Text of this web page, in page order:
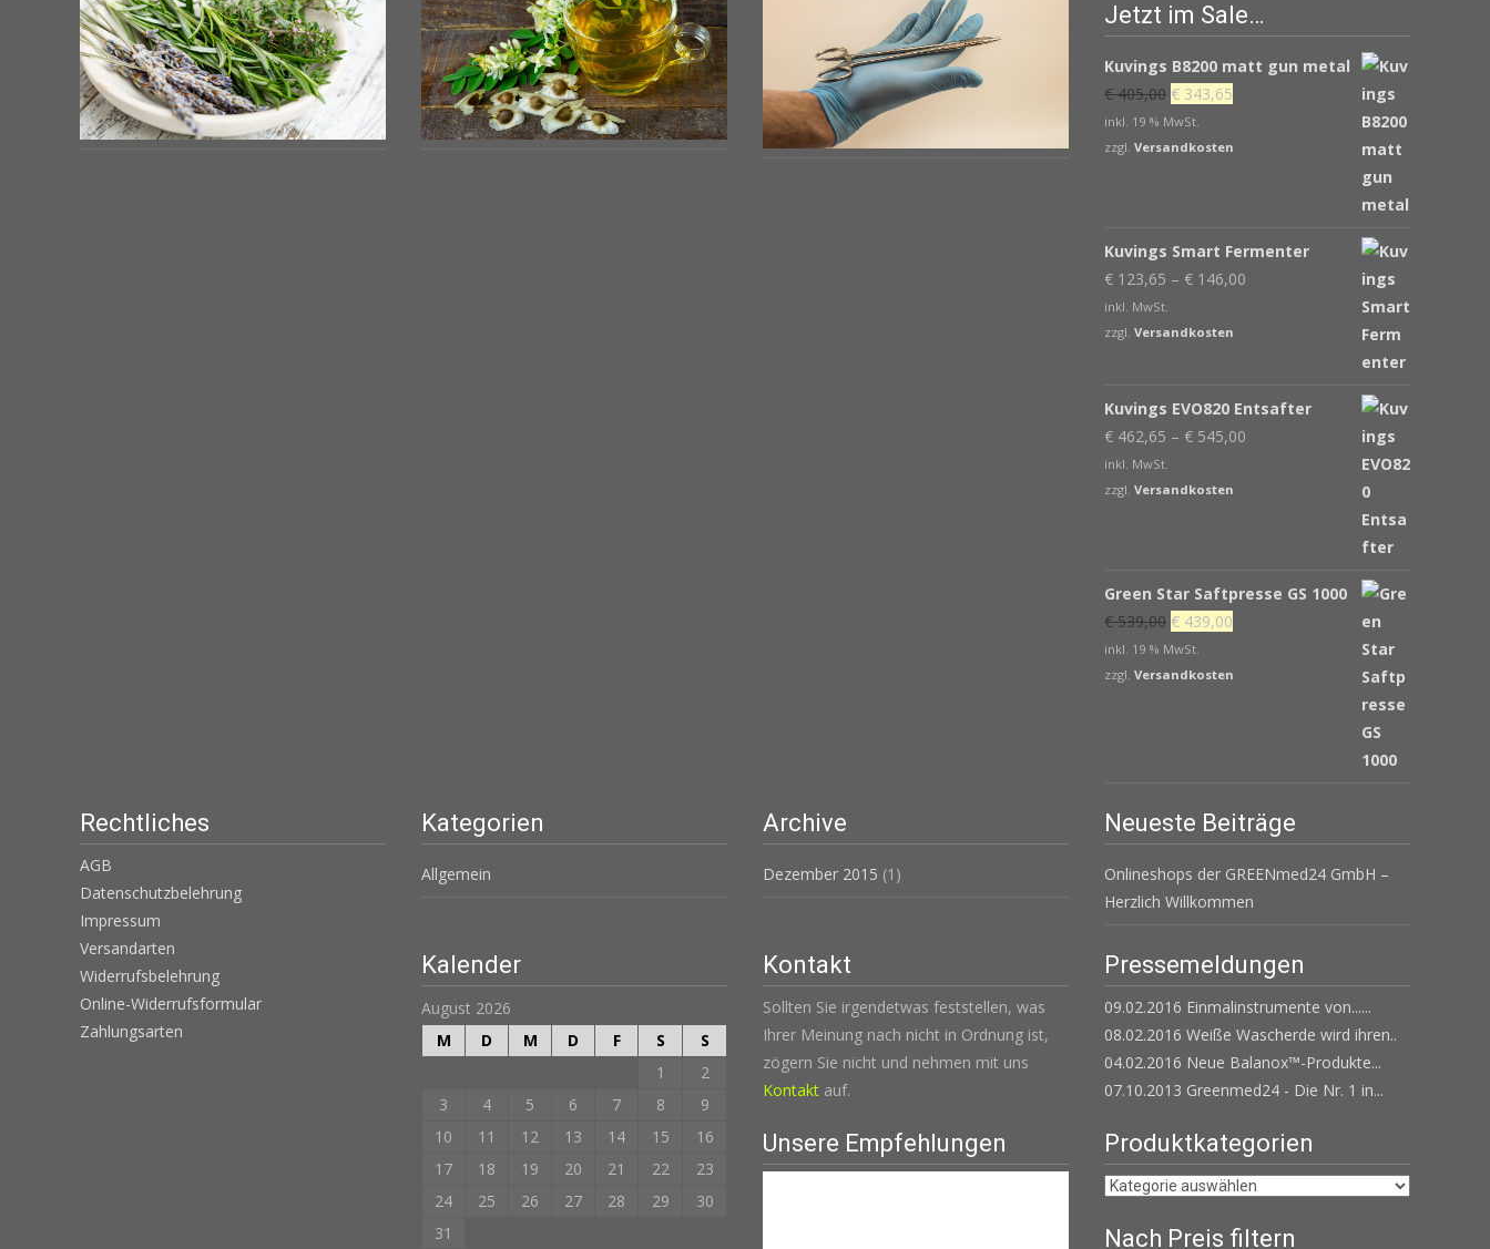
Jetzt im Sale…
Kuvings B8200 matt gun metal
€405,00 Ursprünglicher
Preis
war:
€ 343,65
ist:
inkl. 19 % MwSt.
zzgl. Versandkosten
Kuvings Smart Fermenter
€ 123,65 – € 146,00
inkl. MwSt.
zzgl. Versandkosten
Kuvings EVO820 Entsafter
€ 462,65 – € 545,00
inkl. MwSt.
zzgl. Versandkosten
Green Star Saftpresse GS 1000
€539,00 Ursprünglicher
Preis
war:
€ 439,00
ist:
inkl. 19 % MwSt.
zzgl. Versandkosten
Rechtliches
AGB
Datenschutzbelehrung
Impressum
Versandarten
Widerrufsbelehrung
Online-Widerrufsformular
Zahlungsarten
Kategorien
Allgemein
Archive
Dezember 2015 (1)
Neueste Beiträge
Onlineshops der GREENmed24 GmbH –
Herzlich Willkommen
Kalender
August 2026
M
D M D F S
S
1
2
3
4 5 6 7 8
9
10
11 12 13 14 15
16
17
18 19 20 21 22
23
24
25 26 27 28 29
30
31
Kontakt
Sollten Sie irgendetwas feststellen, was
Ihrer Meinung nach nicht in Ordnung ist,
zögern Sie nicht und nehmen mit uns
Kontakt auf.
Pressemeldungen
09.02.2016 Einmalinstrumente von......
08.02.2016 Weiße Wascherde wird ihren..
04.02.2016 Neue Balanox™-Produkte...
07.10.2013 Greenmed24 - Die Nr. 1 in...
Unsere Empfehlungen Produktkategorien
Nach Preis filtern